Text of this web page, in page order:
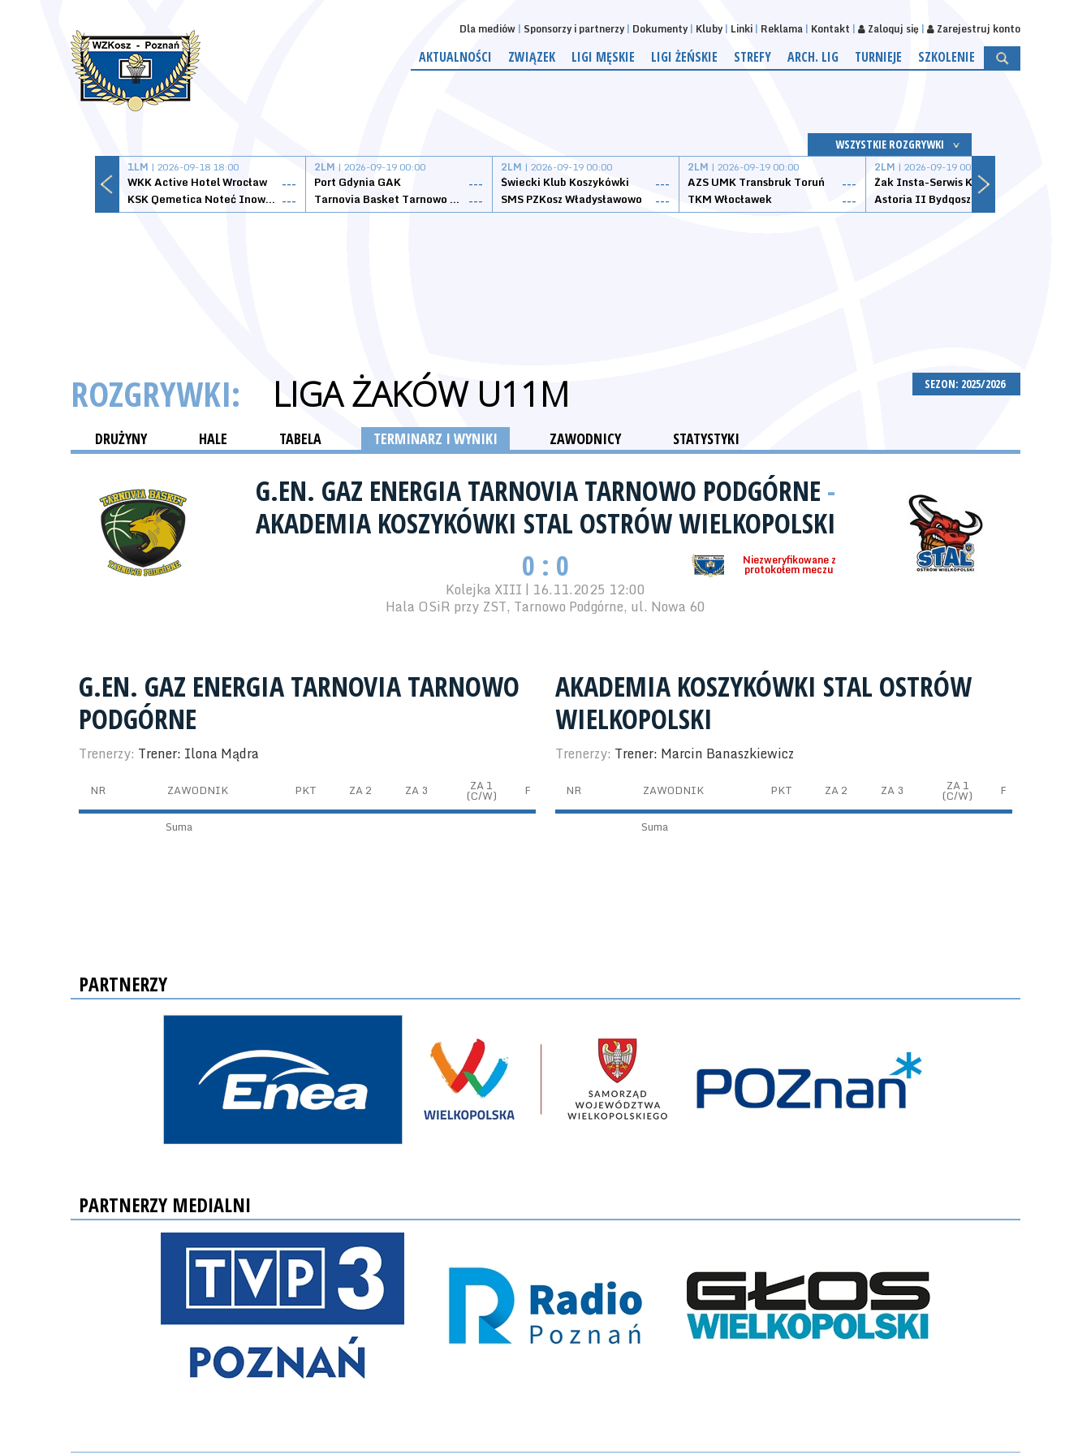
Dla mediów Sponsorzy i partnerzy Dokumenty Kluby Linki Reklama Kontakt Zaloguj się Zarejestruj konto
AKTUALNOŚCI ZWIĄZEK LIGI MĘSKIE LIGI ŻEŃSKIE STREFY ARCH. LIG TURNIEJE SZKOLENIE
WSZYSTKIE ROZGRYWKI
1LM | 2026-09-18 18:00
WKK Active Hotel Wrocław
---
KSK Qemetica Noteć Inowrocław ---
2LM | 2026-09-19 00:00
Port Gdynia GAK
---
Tarnovia Basket Tarnowo Podgórne ---
2LM | 2026-09-19 00:00
Świecki Klub Koszykówki
---
SMS PZKosz Władysławowo
---
2LM | 2026-09-19 00:00
AZS UMK Transbruk Toruń
---
TKM Włocławek
---
2LM | 2026-09-19 00:00
Żak Insta-Serwis Koszalin
Astoria II Bydgoszcz
SEZON: 2025/2026
ROZGRYWKI: LIGA ŻAKÓW U11M
DRUŻYNY HALE TABELA TERMINARZ I WYNIKI ZAWODNICY STATYSTYKI
G.EN. GAZ ENERGIA TARNOVIA TARNOWO PODGÓRNE -
AKADEMIA KOSZYKÓWKI STAL OSTRÓW WIELKOPOLSKI
Niezweryfikowane z
protokołem meczu
0 : 0
Kolejka XIII | 16.11.2025 12:00
Hala OSiR przy ZST, Tarnowo Podgórne, ul. Nowa 60
G.EN. GAZ ENERGIA TARNOVIA TARNOWO
PODGÓRNE
Trenerzy: Trener: Ilona Mądra
NR ZAWODNIK PKT ZA 2 ZA 3 ZA 1
(C/W) F
Suma
AKADEMIA KOSZYKÓWKI STAL OSTRÓW
WIELKOPOLSKI
Trenerzy: Trener: Marcin Banaszkiewicz
NR ZAWODNIK PKT ZA 2 ZA 3 ZA 1
(C/W) F
Suma
PARTNERZY
PARTNERZY MEDIALNI